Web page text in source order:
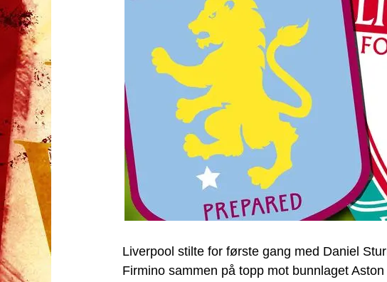
Liverpool stilte for første gang med Daniel
Firmino sammen på topp mot bunnlaget